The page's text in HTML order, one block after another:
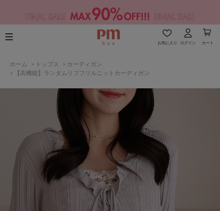
お気に入り ログイン カート
ホーム > トップス > カーディガン
>
【高機能】ランダムリブフリルニットカーディガン